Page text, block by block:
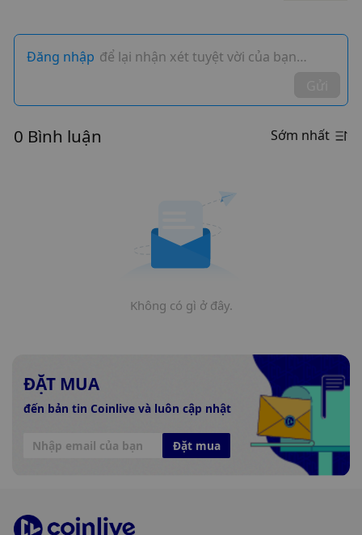
Đăng nhập để lại nhận xét tuyệt vời của bạn…
0 Bình luận Sớm nhất
Không có gì ở đây.
ĐẶT MUA
đến bản tin Coinlive và luôn cập nhật
Đặt mua